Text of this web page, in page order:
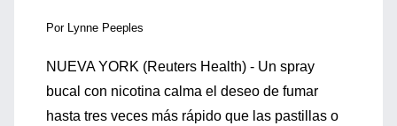
Por Lynne Peeples
NUEVA YORK (Reuters Health) - Un spray
bucal con nicotina calma el deseo de fumar
hasta tres veces más rápido que las pastillas o